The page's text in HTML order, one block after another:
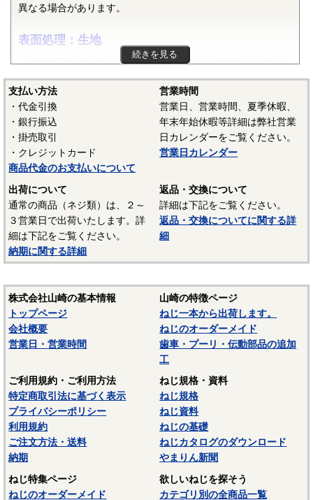
異なる場合があります。
表面処理：生地
表面処理を施していない、素材そのままの状態です。鉄の
場合は生地の状態では錆が発生するため、通常は防錆油を塗
布しています。また、ねじ業界では材質が鉄で熱処理をして
黒色酸化皮膜を形成したものを「生地」という場合がありま
す。また熱処理後に黒色酸化皮膜を除去したあとに、表面処
理の黒染めを行う場合があり、黒色酸化皮膜＋防錆油塗布の
ものも「生地」と呼ぶ場合があります。
☆ねじに使用される表面処理については下記ページにも掲載
しています。ご参照ください。
〇 表面処理
〇ねじの塗装、表面処理
続きを見る
支払い方法
・代金引換
・銀行振込
・掛売取引
・クレジットカード
商品代金のお支払いについて
営業時間
営業日、営業時間、夏季休暇、
年末年始休暇等詳細は弊社営業
日カレンダーをご覧ください。
営業日カレンダー
出荷について
通常の商品（ネジ類）は、２～
３営業日で出荷いたします。詳
細は下記をご覧ください。
納期に関する詳細
返品・交換について
詳細は下記をご覧ください。
返品・交換についてに関する詳
細
株式会社山崎の基本情報
トップページ
会社概要
営業日・営業時間
山崎の特徴ページ
ねじ一本から出荷します。
ねじのオーダーメイド
歯車・プーリ・伝動部品の追加
工
ご利用規約・ご利用方法
特定商取引法に基づく表示
プライバシーポリシー
利用規約
ご注文方法・送料
納期
ねじ規格・資料
ねじ規格
ねじ資料
ねじの基礎
ねじカタログのダウンロード
やまりん新聞
ねじ特集ページ
ねじのオーダーメイド
欲しいねじを探そう
カテゴリ別の全商品一覧